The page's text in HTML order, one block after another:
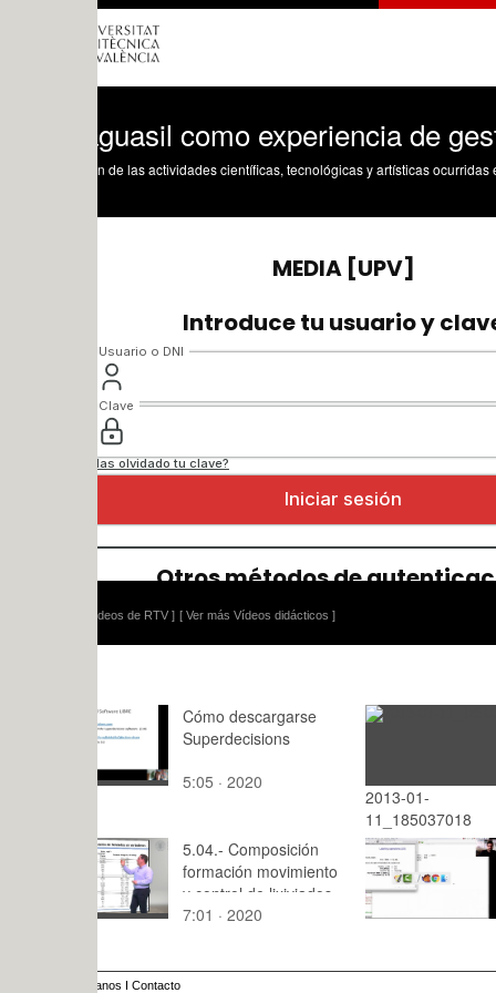
como experiencia de gestión de
de las actividades científicas, tecnológicas y artísticas ocurridas en los tres
[ Ver más Vídeos didácticos ]
Cómo descargarse
Superdecisions
5:05 · 2020
11_185037018
5.04.- Composición
formación movimiento
y control de lixiviados
7:01 · 2020
AVD. Unit
functions
8:56 · 2017